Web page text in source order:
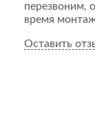
перезвоним,
время
Оставить